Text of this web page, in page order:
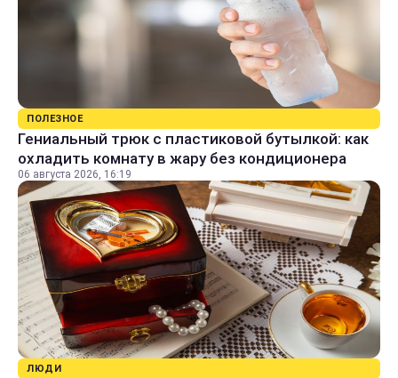
ПОЛЕЗНОЕ
Гениальный трюк с пластиковой бутылкой: как
охладить комнату в жару без кондиционера
06 августа 2026, 16:19
ЛЮДИ